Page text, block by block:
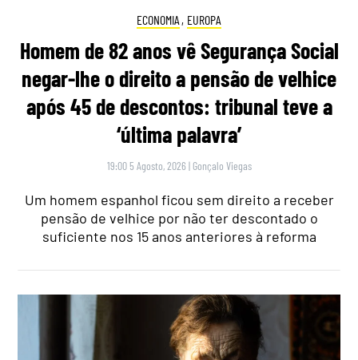
ECONOMIA , EUROPA
Homem de 82 anos vê Segurança Social
negar-lhe o direito a pensão de velhice
após 45 de descontos: tribunal teve a
‘última palavra’
19:00 5 Agosto, 2026 | Gonçalo Viegas
Um homem espanhol ficou sem direito a receber
pensão de velhice por não ter descontado o
suficiente nos 15 anos anteriores à reforma